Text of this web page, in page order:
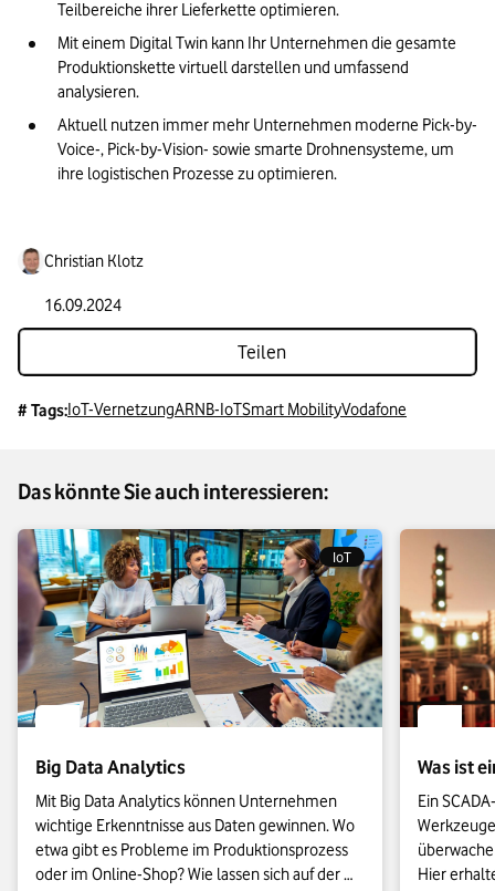
Teilbereiche ihrer Lieferkette optimieren.
Mit einem Digital Twin kann Ihr Unternehmen die gesamte
Produktionskette virtuell darstellen und umfassend
analysieren.
Aktuell nutzen immer mehr Unternehmen moderne Pick-by-
Voice-, Pick-by-Vision- sowie smarte Drohnensysteme, um
ihre logistischen Prozesse zu optimieren.
Christian Klotz
16.09.2024
Teilen
# Tags:IoT-VernetzungARNB-IoTSmart MobilityVodafone
Das könnte Sie auch interessieren:
IoT
Big Data Analytics
Mit Big Data Analytics können Unternehmen
wichtige Erkenntnisse aus Daten gewinnen. Wo
etwa gibt es Probleme im Produktionsprozess
oder im Online-Shop? Wie lassen sich auf der
Was ist
Ein
Hier